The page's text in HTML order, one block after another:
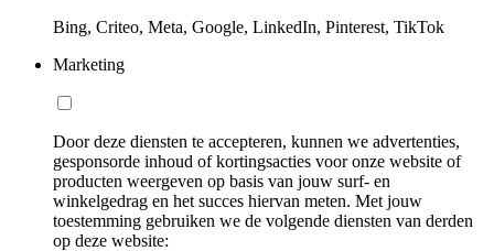
Bing, Criteo, Meta, Google, LinkedIn, Pinterest, TikTok
Marketing
Door deze diensten te accepteren, kunnen we advertenties,
gesponsorde inhoud of kortingsacties voor onze website of
producten weergeven op basis van jouw surf- en
winkelgedrag en het succes hiervan meten. Met jouw
toestemming gebruiken we de volgende diensten van derden
op deze website: